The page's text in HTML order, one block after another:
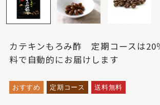
カテキンもろみ酢 定期コースは20
料で自動的にお届けします
おすすめ 定期コース 送料無料